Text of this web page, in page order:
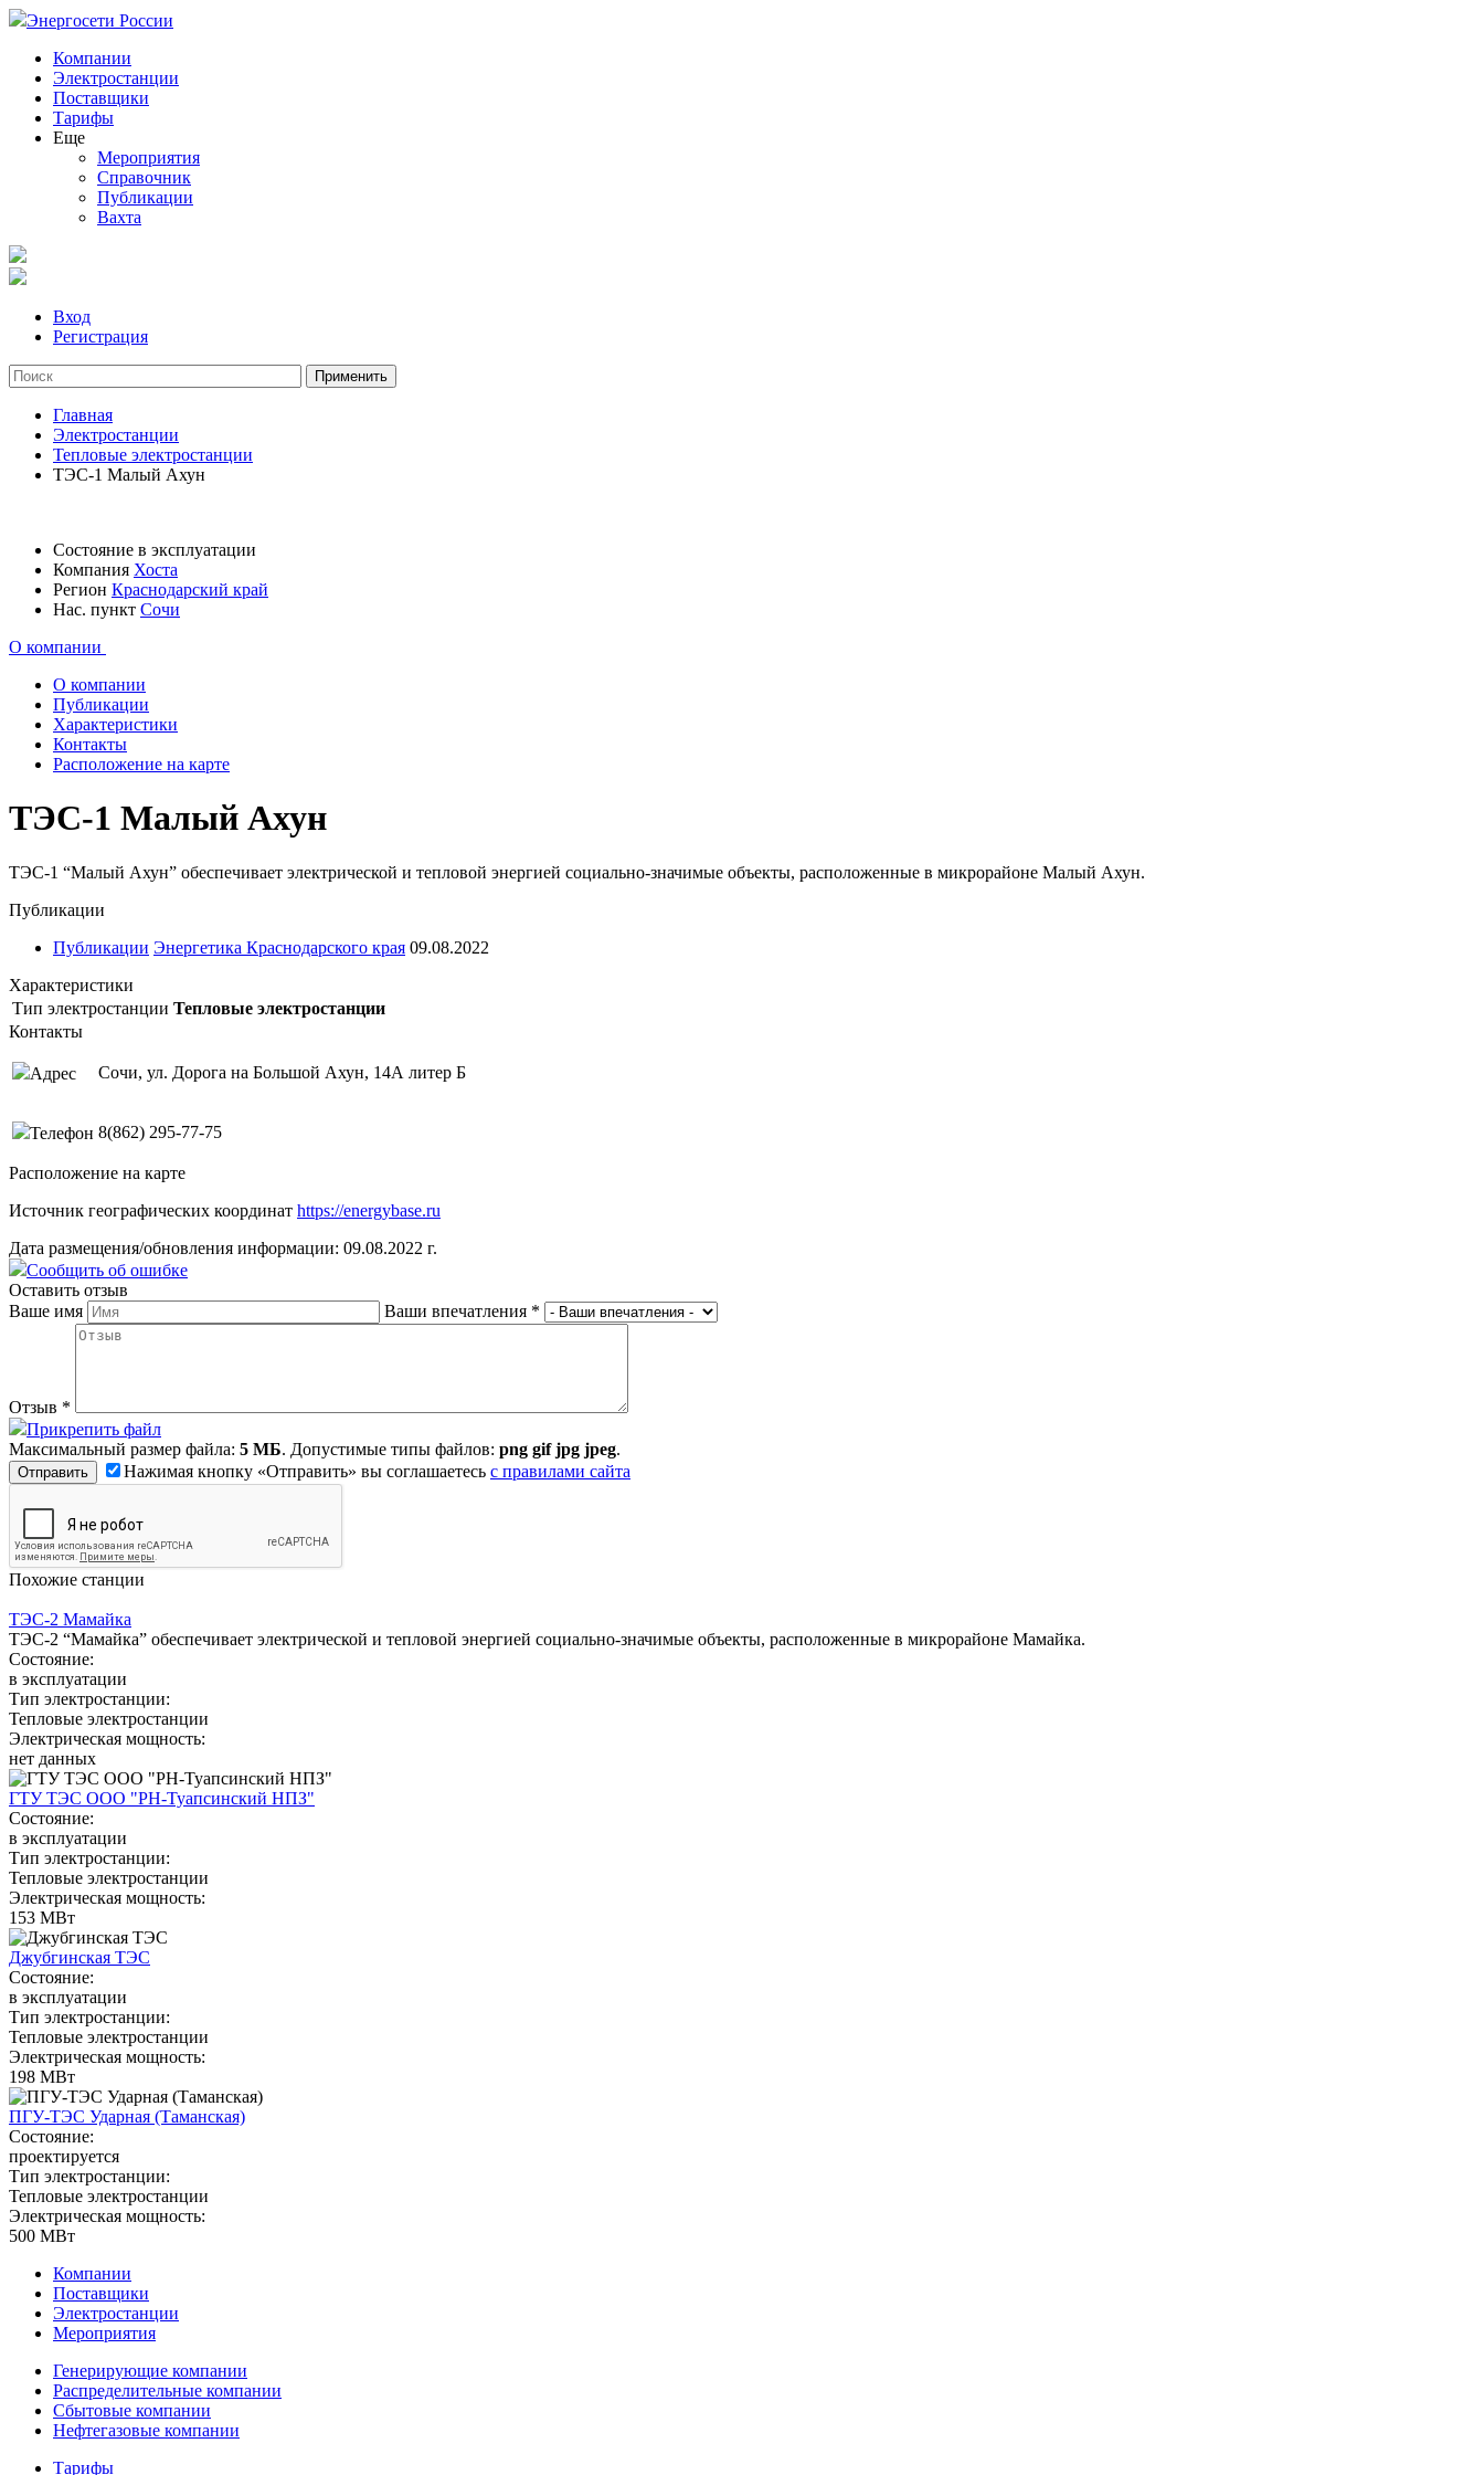
Энергосети России
Компании
Электростанции
Поставщики
Тарифы
Еще
Мероприятия
Справочник
Публикации
Вахта
Вход
Регистрация
Главная
Электростанции
Тепловые электростанции
ТЭС-1 Малый Ахун
Состояние в эксплуатации
Компания Хоста
Регион Краснодарский край
Нас. пункт Сочи
О компании
О компании
Публикации
Характеристики
Контакты
Расположение на карте
ТЭС-1 Малый Ахун
ТЭС-1 “Малый Ахун” обеспечивает электрической и тепловой энергией социально-значимые объекты, расположенные в микрорайоне Малый Ахун.
Публикации
Публикации Энергетика Краснодарского края 09.08.2022
Характеристики
Тип электростанции Тепловые электростанции
Контакты
Адрес Сочи, ул. Дорога на Большой Ахун, 14А литер Б
Телефон 8(862) 295-77-75
Расположение на карте
Источник географических координат https://energybase.ru
Дата размещения/обновления информации: 09.08.2022 г.
Сообщить об ошибке
Оставить отзыв
Ваше имя
Ваши впечатления *
Отзыв *
Прикрепить файл
Максимальный размер файла: 5 МБ. Допустимые типы файлов: png gif jpg jpeg.
Нажимая кнопку «Отправить» вы соглашаетесь с правилами сайта
Похожие станции
ТЭС-2 Мамайка
ТЭС-2 “Мамайка” обеспечивает электрической и тепловой энергией социально-значимые объекты, расположенные в микрорайоне Мамайка.
Состояние:
в эксплуатации
Тип электростанции:
Тепловые электростанции
Электрическая мощность:
нет данных
ГТУ ТЭС ООО "РН-Туапсинский НПЗ"
Состояние:
в эксплуатации
Тип электростанции:
Тепловые электростанции
Электрическая мощность:
153 МВт
Джубгинская ТЭС
Состояние:
в эксплуатации
Тип электростанции:
Тепловые электростанции
Электрическая мощность:
198 МВт
ПГУ-ТЭС Ударная (Таманская)
Состояние:
проектируется
Тип электростанции:
Тепловые электростанции
Электрическая мощность:
500 МВт
Компании
Поставщики
Электростанции
Мероприятия
Генерирующие компании
Распределительные компании
Сбытовые компании
Нефтегазовые компании
Тарифы